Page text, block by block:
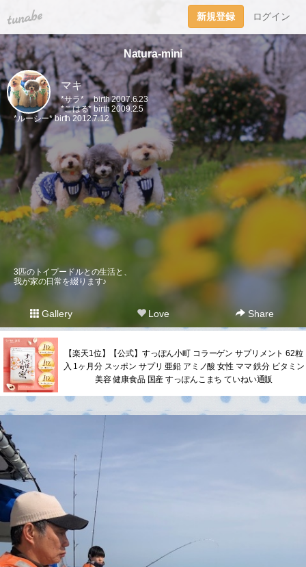
tuna.be 新規登録 ログイン
Natura-mini
マキ
*サラ* birth 2007.6.23
*こはる* birth 2009.2.5
*ルーシー* birth 2012.7.12
3匹のトイプードルとの生活と、
我が家の日常を綴ります♪
Gallery Love Share
【楽天1位】【公式】すっぽん小町 コラーゲン サプリメント 62粒
入 1ヶ月分 スッポン サプリ 亜鉛 アミノ酸 女性 ママ 鉄分 ビタミン
美容 健康食品 国産 すっぽんこまち ていねい通販